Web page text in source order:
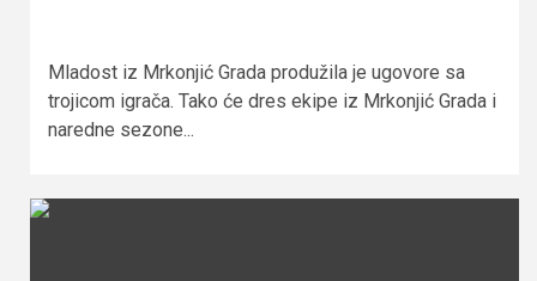
Mladost iz Mrkonjić Grada produžila je ugovore sa
trojicom igrača. Tako će dres ekipe iz Mrkonjić Grada i
naredne sezone...